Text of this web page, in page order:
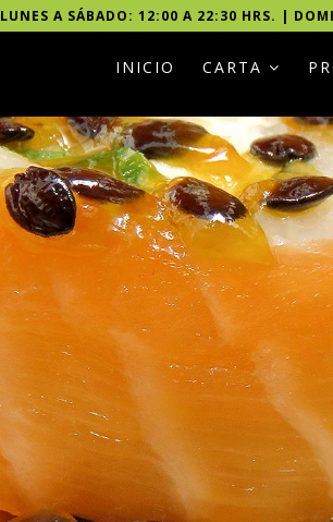
LUNES A SÁBADO: 12:00 A 22:30 HRS. |
INICIO CARTA